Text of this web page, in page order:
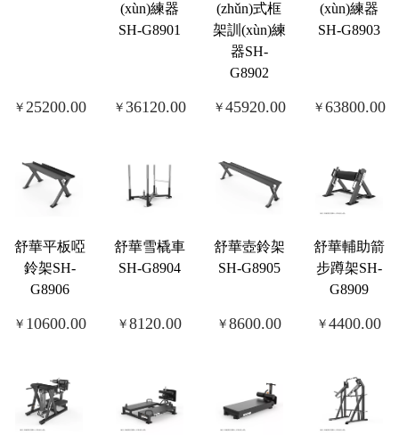
￥ 25200.00
(xùn)練器
SH-G8901
￥ 36120.00
(zhǔn)式框
架訓(xùn)練
器SH-
G8902
￥ 45920.00
(xùn)練器
SH-G8903
￥ 63800.00
舒華平板啞
鈴架SH-
G8906
￥ 10600.00
舒華雪橇車
SH-G8904
￥8120.00
舒華壺鈴架
SH-G8905
￥8600.00
舒華輔助箭
步蹲架SH-
G8909
￥ 4400.00